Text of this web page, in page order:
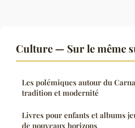
Culture — Sur le même
Les polémiques autour du
tradition et modernité
Livres pour enfants et albums
de nouveaux horizons